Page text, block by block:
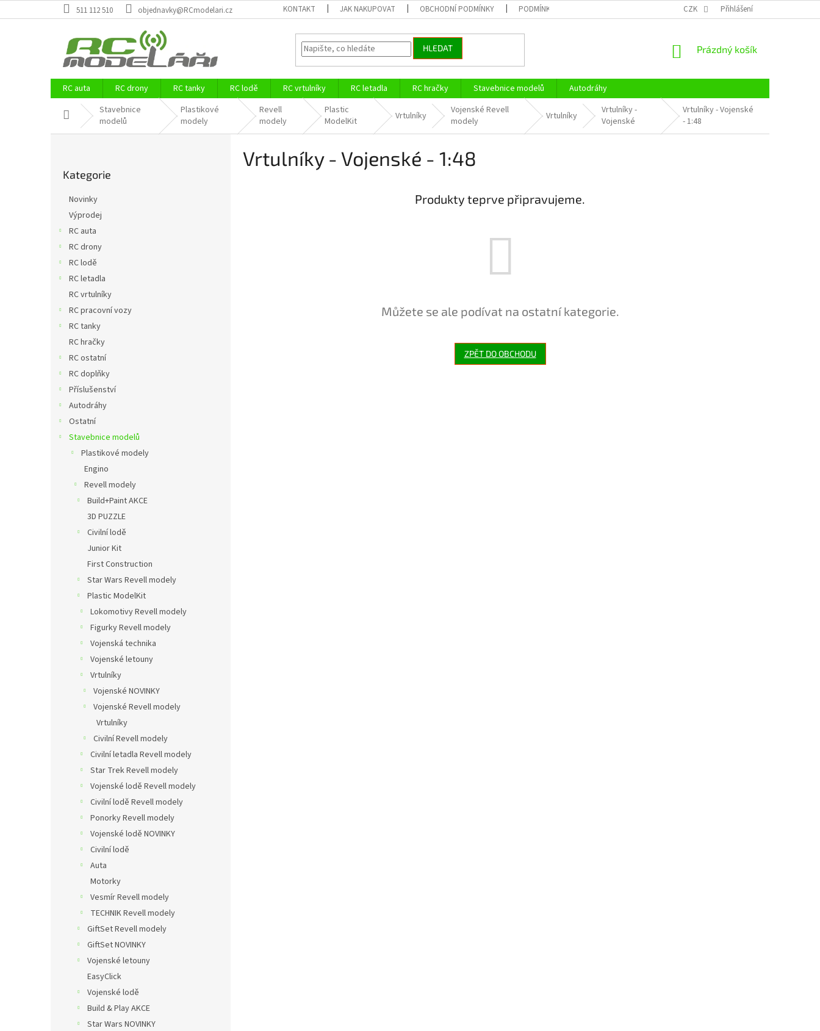
na
511 112 510 objednavky@RCmodelari.cz KONTAKT JAK NAKUPOVAT OBCHODNÍ PODMÍNKY PODMÍNKY OCHRANY OSOBNÍCH ÚDAJŮ CENÍK DOPRAVY
CZK Přihlášení
HLEDAT
NÁKUPNÍ
Prázdný košík
RC auta RC drony RC tanky RC lodě RC vrtulníky RC letadla RC hračky Stavebnice modelů Autodráhy
Domů Stavebnice
modelů
Plastikové
modely
Revell
modely
Plastic
ModelKit
Vrtulníky
Vojenské Revell
modely
Vrtulníky
Vrtulníky -
Vojenské
Vrtulníky - Vojenské
- 1:48
kategorie
Kategorie
Novinky
Výprodej
RC auta
RC drony
RC lodě
RC letadla
RC vrtulníky
RC pracovní vozy
RC tanky
RC hračky
RC ostatní
RC doplňky
Příslušenství
Autodráhy
Ostatní
Stavebnice modelů
Plastikové modely
Engino
Revell modely
Build+Paint AKCE
3D PUZZLE
Civilní lodě
Junior Kit
First Construction
Star Wars Revell modely
Plastic ModelKit
Lokomotivy Revell modely
Figurky Revell modely
Vojenská technika
Vojenské letouny
Vrtulníky
Vojenské NOVINKY
Vojenské Revell modely
Vrtulníky
Civilní Revell modely
Civilní letadla Revell modely
Star Trek Revell modely
Vojenské lodě Revell modely
Civilní lodě Revell modely
Ponorky Revell modely
Vojenské lodě NOVINKY
Civilní lodě
Auta
Motorky
Vesmír Revell modely
TECHNIK Revell modely
GiftSet Revell modely
GiftSet NOVINKY
Vojenské letouny
EasyClick
Vojenské lodě
Build & Play AKCE
Star Wars NOVINKY
Vrtulníky - Vojenské - 1:48
Produkty teprve připravujeme.
Můžete se ale podívat na ostatní kategorie.
ZPĚT DO OBCHODU